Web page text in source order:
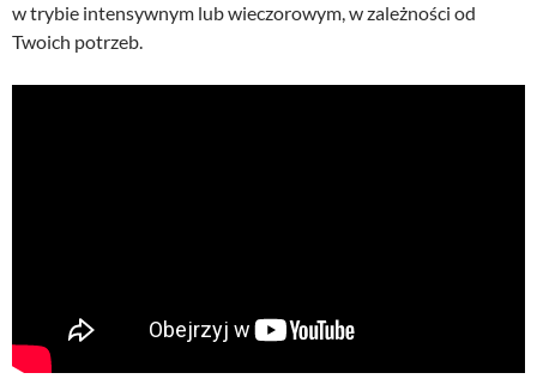
w trybie intensywnym lub wieczorowym, w zależności od
Twoich potrzeb.